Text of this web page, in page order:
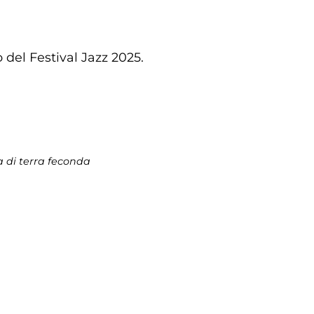
Festival Jazz 2025.
di terra feconda